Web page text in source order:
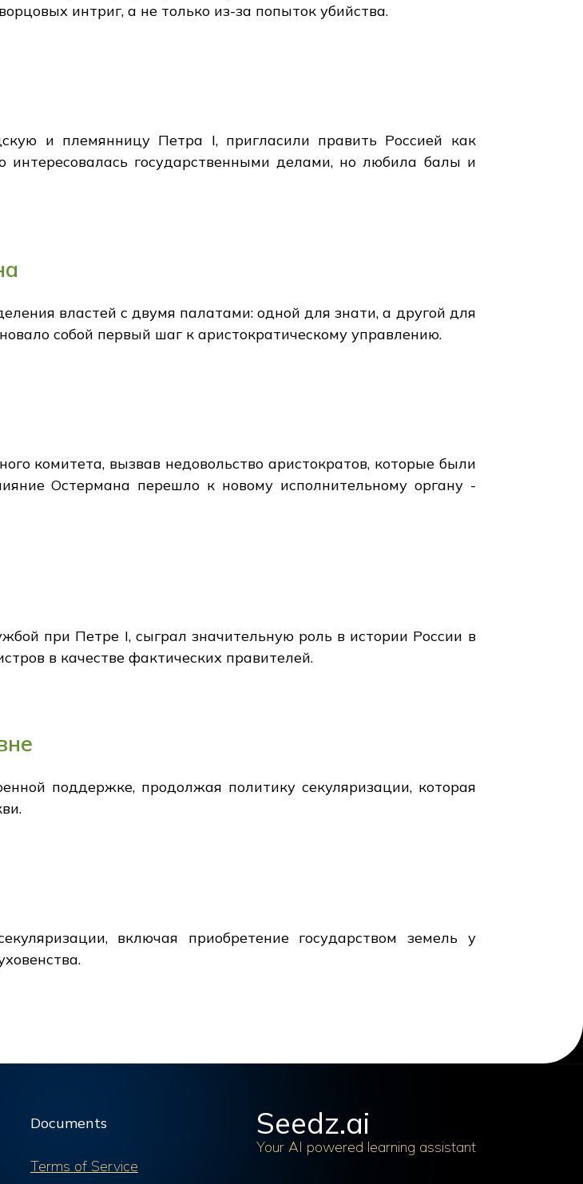
интриг, а не только из-за попыток убийства.
и племянницу Петра I, пригласили править Россией как
государственными делами, но любила балы и
властей с двумя палатами: одной для знати, а другой для
собой первый шаг к аристократическому управлению.
комитета, вызвав недовольство аристократов, которые были
Остермана перешло к новому исполнительному органу -
при Петре I, сыграл значительную роль в истории России в
в качестве фактических правителей.
поддержке, продолжая политику секуляризации, которая
включая приобретение государством земель у
Documents
Terms of Service
Seedz.ai
Your AI powered learning assistant